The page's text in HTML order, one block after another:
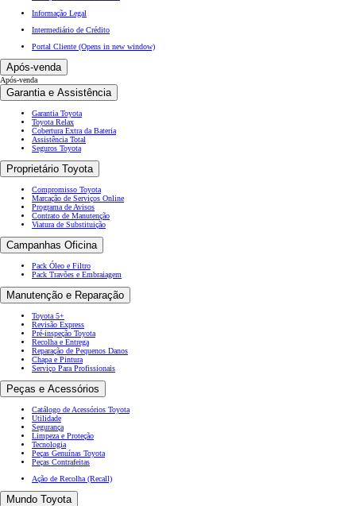
Informação Legal
Intermediário de Crédito
Portal Cliente (Opens in new window)
Após-venda
Após-venda
Garantia e Assistência
Garantia Toyota
Toyota Relax
Cobertura Extra da Bateria
Assistência Total
Seguros Toyota
Proprietário Toyota
Compromisso Toyota
Marcação de Serviços Online
Programa de Avisos
Contrato de Manutenção
Viatura de Substituição
Campanhas Oficina
Pack Óleo e Filtro
Pack Travões e Embraiagem
Manutenção e Reparação
Toyota 5+
Revisão Express
Pré-inspeção Toyota
Recolha e Entrega
Reparação de Pequenos Danos
Chapa e Pintura
Serviço Para Profissionais
Peças e Acessórios
Catálogo de Acessórios Toyota
Utilidade
Segurança
Limpeza e Proteção
Tecnologia
Peças Genuínas Toyota
Peças Contrafeitas
Ação de Recolha (Recall)
Mundo Toyota